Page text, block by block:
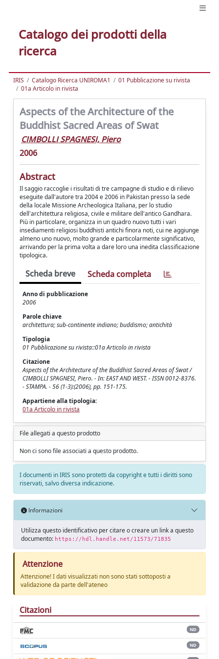
Catalogo dei prodotti della
ricerca
IRIS Catalogo Ricerca UNIROMA1
01 Pubblicazione su rivista
01a Articolo in rivista
Aspects of the Architecture of the
Buddhist Sacred Areas of Swat
CIMBOLLI SPAGNESI, Piero
2006
Abstract
Il saggio raccoglie i risultati di tre campagne di studio e di rilievo
eseguite dall'autore tra 2004 e 2006 in Pakistan presso la sede
della locale Missione Archeologica Italiana, per lo studio
dell'architettura religiosa, civile e militare dell'antico Gandhara.
Più in particolare, organizza in un quadro nuovo tutti i vari
insediamenti religiosi buddhisti antichi finora noti, cui ne aggiunge
almeno uno nuovo, molto grande e particolarmente significativo,
arrivando per la prima volta a dare loro una inedita classificazione
tipologica.
Scheda breve Scheda completa
Anno di pubblicazione
2006
Parole chiave
architettura; sub-continente indiano; buddismo; antichità
Tipologia
01 Pubblicazione su rivista::01a Articolo in rivista
Citazione
Aspects of the Architecture of the Buddhist Sacred Areas of Swat /
CIMBOLLI SPAGNESI, Piero. - In: EAST AND WEST. - ISSN 0012-8376.
- STAMPA. - 56 (1-3):(2006), pp. 151-175.
Appartiene alla tipologia:
01a Articolo in rivista
File allegati a questo prodotto
Non ci sono file associati a questo prodotto.
I documenti in IRIS sono protetti da copyright e tutti i diritti sono
riservati, salvo diversa indicazione.
Informazioni
Utilizza questo identificativo per citare o creare un link a questo
documento: https://hdl.handle.net/11573/71835
Attenzione
Attenzione! I dati visualizzati non sono stati sottoposti a
validazione da parte dell'ateneo
Citazioni
ND
ND